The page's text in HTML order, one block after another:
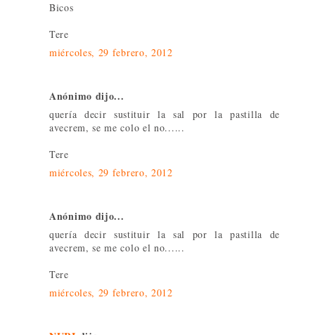
Bicos
Tere
miércoles, 29 febrero, 2012
Anónimo dijo...
quería decir sustituir la sal por la pastilla de
avecrem, se me colo el no......
Tere
miércoles, 29 febrero, 2012
Anónimo dijo...
quería decir sustituir la sal por la pastilla de
avecrem, se me colo el no......
Tere
miércoles, 29 febrero, 2012